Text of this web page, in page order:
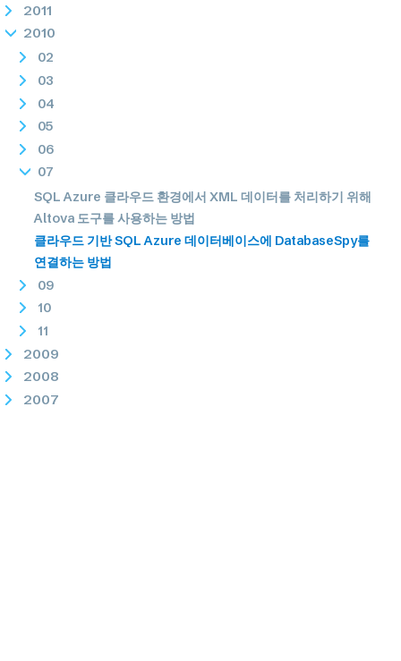
2011
2010
02
03
04
05
06
07
SQL Azure 클라우드 환경에서 XML 데이터를 처리하기 위해
Altova 도구를 사용하는 방법
클라우드 기반 SQL Azure 데이터베이스에 DatabaseSpy를
연결하는 방법
09
10
11
2009
2008
2007